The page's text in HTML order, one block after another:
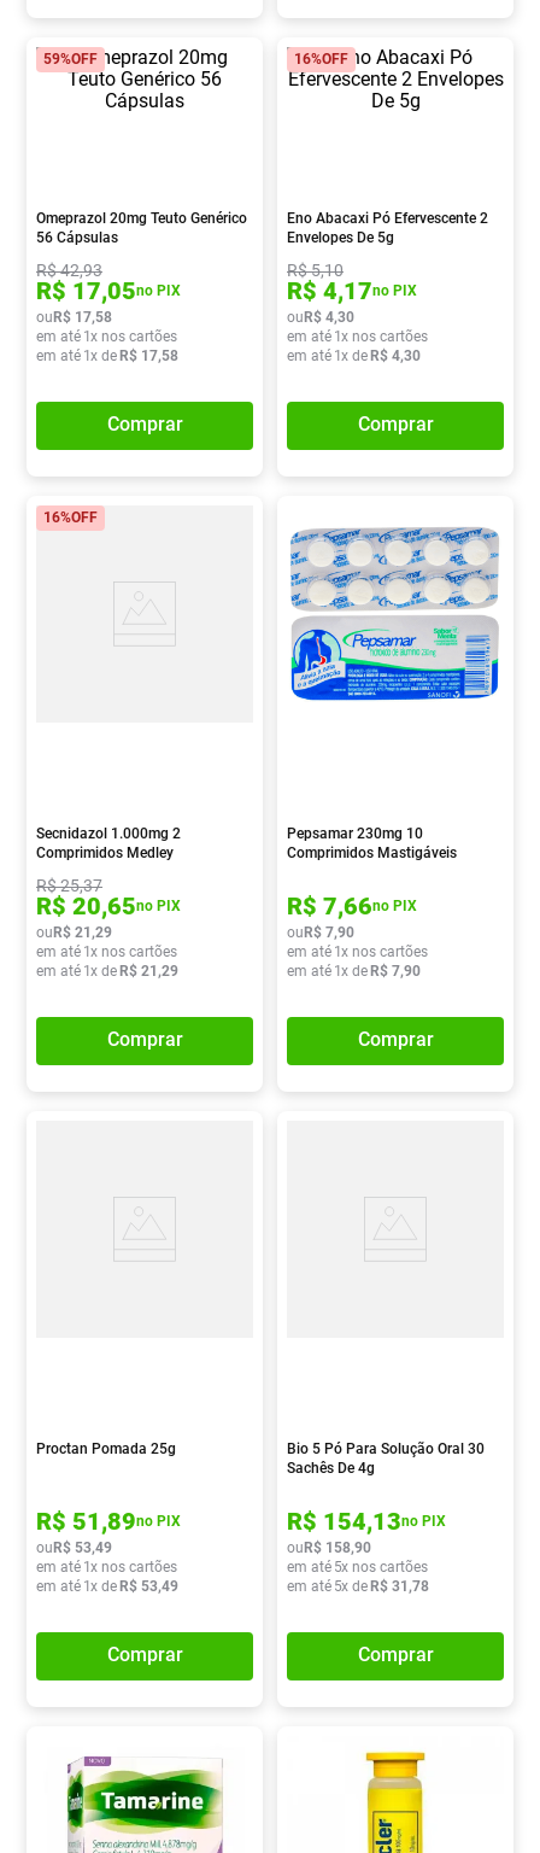
59%OFF
Omeprazol 20mg Teuto Genérico
56 Cápsulas
R$42,93
R$ 17,05no PIX
ouR$ 17,58
em até 1x nos cartões
em até 1x deR$ 17,58
Comprar
16%OFF
Eno Abacaxi Pó Efervescente 2
Envelopes De 5g
R$5,10
R$ 4,17no PIX
ouR$ 4,30
em até 1x nos cartões
em até 1x deR$ 4,30
Comprar
16%OFF
Secnidazol 1.000mg 2
Comprimidos Medley
R$25,37
R$ 20,65no PIX
ouR$ 21 ,29
em até 1x nos cartões
em até 1x deR$ 21 ,29
Comprar
Pepsamar 230mg 10
Comprimidos Mastigáveis
R$ 7,66no PIX
ouR$ 7,90
em até 1x nos cartões
em até 1x deR$ 7,90
Comprar
Proctan Pomada 25g
R$ 51,89no PIX
ouR$ 53,49
em até 1x nos cartões
em até 1x deR$ 53,49
Comprar
Bio 5 Pó Para Solução Oral 30
Sachês De 4g
R$ 154,13no PIX
ouR$ 158,90
em até 5x nos cartões
em até 5x deR$ 31 ,78
Comprar